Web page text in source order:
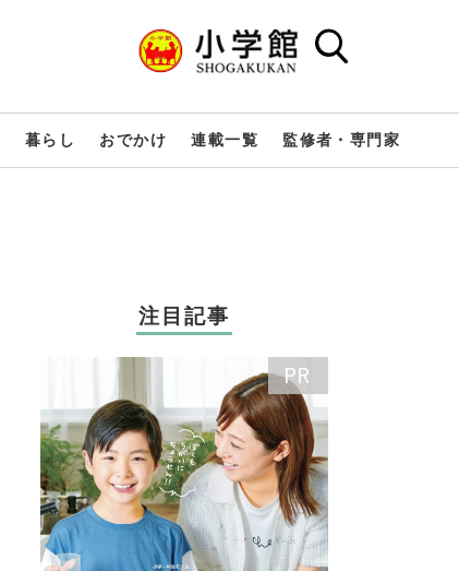
暮らし おでかけ 連載一覧 監修者・専門家
注目記事